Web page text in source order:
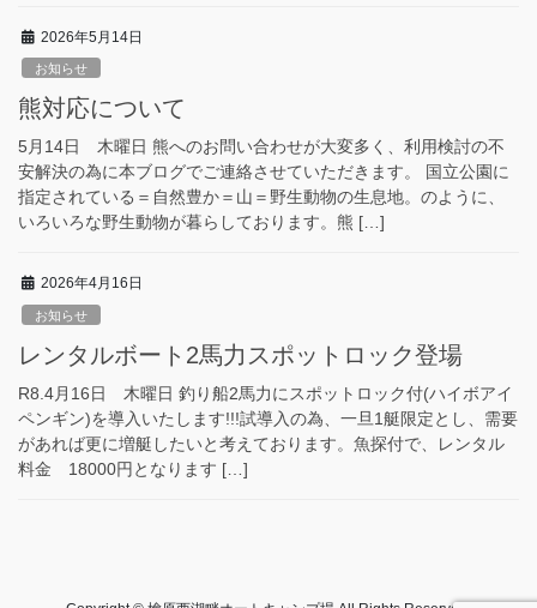
2026年5月14日
お知らせ
熊対応について
5月14日 木曜日 熊へのお問い合わせが大変多く、利用検討の不
安解決の為に本ブログでご連絡させていただきます。 国立公園に
指定されている＝自然豊か＝山＝野生動物の生息地。のように、
いろいろな野生動物が暮らしております。熊 […]
2026年4月16日
お知らせ
レンタルボート2馬力スポットロック登場
R8.4月16日 木曜日 釣り船2馬力にスポットロック付(ハイボアイ
ペンギン)を導入いたします!!!試導入の為、一旦1艇限定とし、需要
があれば更に増艇したいと考えております。魚探付で、レンタル
料金 18000円となります […]